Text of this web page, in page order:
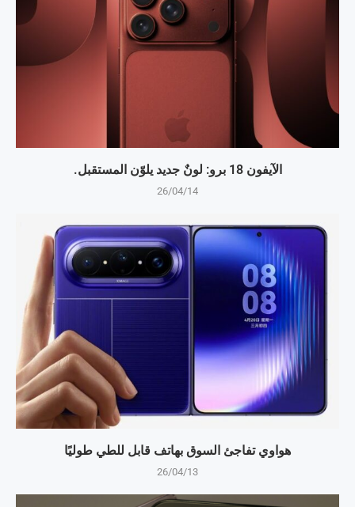
الآيفون 18 برو: لونٌ جديد يلوّن المستقبل.
26/04/14
هواوي تفاجئ السوق بهاتف قابل للطي طوليًا
26/04/13